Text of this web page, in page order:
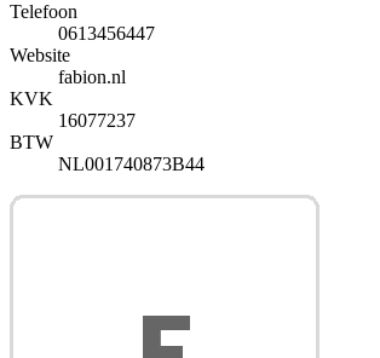
Telefoon
0613456447
Website
fabion.nl
KVK
16077237
BTW
NL001740873B44